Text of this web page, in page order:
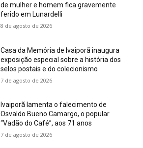
de mulher e homem fica gravemente
ferido em Lunardelli
8 de agosto de 2026
Casa da Memória de Ivaiporã inaugura
exposição especial sobre a história dos
selos postais e do colecionismo
7 de agosto de 2026
Ivaiporã lamenta o falecimento de
Osvaldo Bueno Camargo, o popular
“Vadão do Café”, aos 71 anos
7 de agosto de 2026